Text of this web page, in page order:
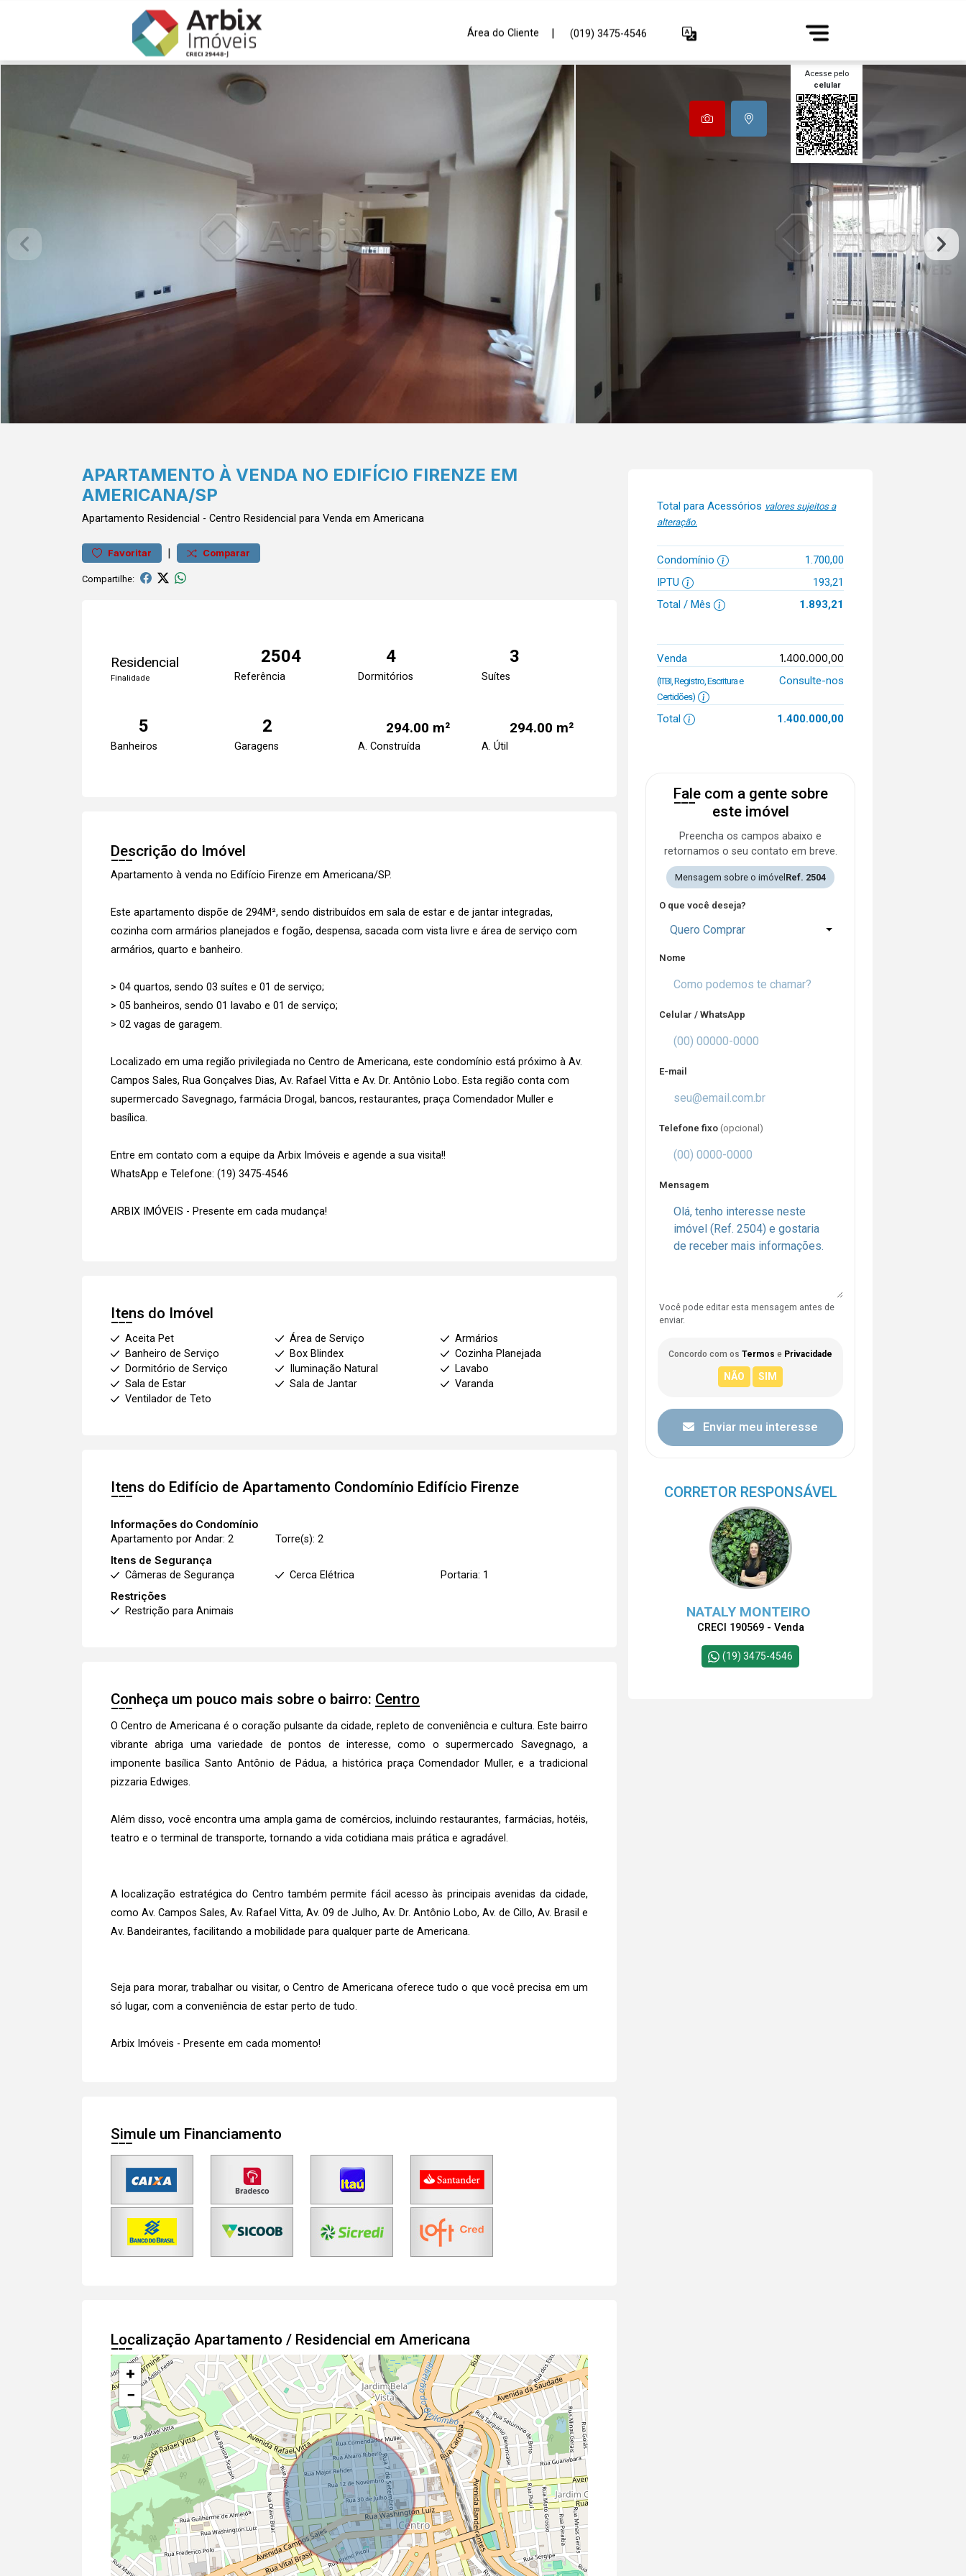
Área do Cliente | (019) 3475-4546
Acesse pelo
celular
APARTAMENTO À VENDA NO EDIFÍCIO FIRENZE EM
AMERICANA/SP
Apartamento Residencial - Centro Residencial para Venda em Americana
Favoritar | Comparar
Compartilhe:
Residencial
Finalidade
2504
Referência
4
Dormitórios
3
Suítes
5
Banheiros
2
Garagens
294.00 m²
A. Construída
294.00 m²
A. Útil
Descrição do Imóvel
Apartamento à venda no Edifício Firenze em Americana/SP.
Este apartamento dispõe de 294M², sendo distribuídos em sala de estar e de jantar integradas,
cozinha com armários planejados e fogão, despensa, sacada com vista livre e área de serviço com
armários, quarto e banheiro.
> 04 quartos, sendo 03 suítes e 01 de serviço;
> 05 banheiros, sendo 01 lavabo e 01 de serviço;
> 02 vagas de garagem.
Localizado em uma região privilegiada no Centro de Americana, este condomínio está próximo à Av.
Campos Sales, Rua Gonçalves Dias, Av. Rafael Vitta e Av. Dr. Antônio Lobo. Esta região conta com
supermercado Savegnago, farmácia Drogal, bancos, restaurantes, praça Comendador Muller e
basílica.
Entre em contato com a equipe da Arbix Imóveis e agende a sua visita!!
WhatsApp e Telefone: (19) 3475-4546
ARBIX IMÓVEIS - Presente em cada mudança!
Itens do Imóvel
Aceita Pet Área de Serviço
Armários
Banheiro de Serviço
Box Blindex
Cozinha Planejada
Dormitório de Serviço
Iluminação Natural
Lavabo
Sala de Estar
Sala de Jantar
Varanda
Ventilador de Teto
Itens do Edifício de Apartamento Condomínio Edifício Firenze
Informações do Condomínio
Apartamento por Andar: 2
Torre(s): 2
Itens de Segurança
Câmeras de Segurança
Cerca Elétrica
Portaria: 1
Restrições
Restrição para Animais
Conheça um pouco mais sobre o bairro: Centro
O Centro de Americana é o coração pulsante da cidade, repleto de conveniência e cultura. Este bairro
vibrante abriga uma variedade de pontos de interesse, como o supermercado Savegnago, a
imponente basílica Santo Antônio de Pádua, a histórica praça Comendador Muller, e a tradicional
pizzaria Edwiges.
Além disso, você encontra uma ampla gama de comércios, incluindo restaurantes, farmácias, hotéis,
teatro e o terminal de transporte, tornando a vida cotidiana mais prática e agradável.
A localização estratégica do Centro também permite fácil acesso às principais avenidas da cidade,
como Av. Campos Sales, Av. Rafael Vitta, Av. 09 de Julho, Av. Dr. Antônio Lobo, Av. de Cillo, Av. Brasil e
Av. Bandeirantes, facilitando a mobilidade para qualquer parte de Americana.
Seja para morar, trabalhar ou visitar, o Centro de Americana oferece tudo o que você precisa em um
só lugar, com a conveniência de estar perto de tudo.
Arbix Imóveis - Presente em cada momento!
Simule um Financiamento
Localização Apartamento / Residencial em Americana
+
−
Total para Acessórios valores sujeitos a
alteração.
Condomínio
1.700,00
IPTU
193,21
Total / Mês
1.893,21
Venda 1.400.000,00
(ITBI, Registro, Escritura e
Certidões)
Consulte-nos
Total 1.400.000,00
Fale com a gente sobre
este imóvel
Preencha os campos abaixo e
retornamos o seu contato em breve.
Mensagem sobre o imóvel Ref. 2504
O que você deseja?
Quero Comprar
Nome
Celular / WhatsApp
E-mail
Telefone fixo (opcional)
Mensagem
Você pode editar esta mensagem antes de
enviar.
Concordo com os Termos e Privacidade
Enviar meu interesse
CORRETOR RESPONSÁVEL
NATALY MONTEIRO
CRECI 190569 - Venda
(19) 3475-4546